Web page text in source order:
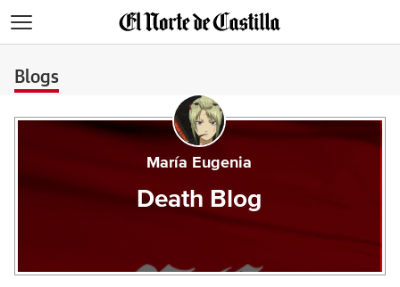
Blogs
María Eugenia
Death Blog